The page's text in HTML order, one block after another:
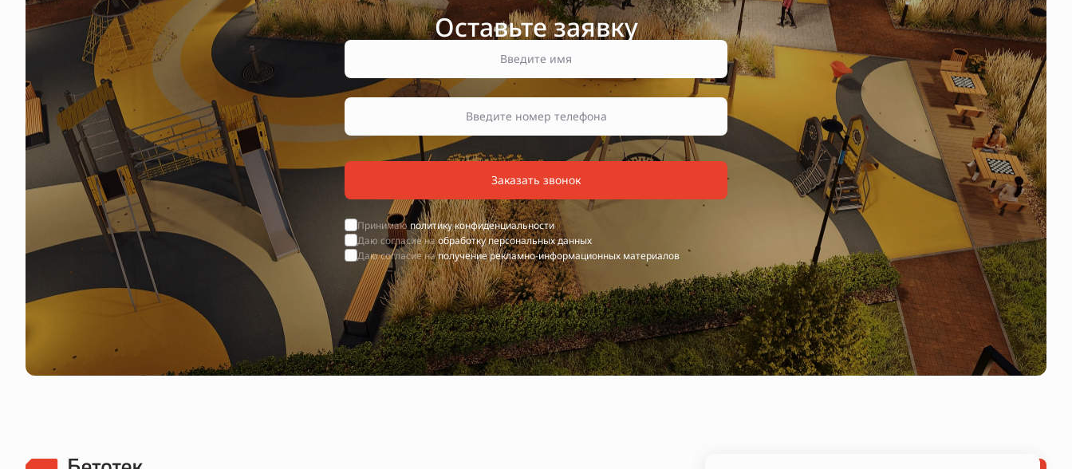
Оставьте заявку
Заказать звонок
Принимаю политику конфиденциальности
Даю согласие наобработку персональных данных
Даю согласие наполучение рекламно-информационных материалов